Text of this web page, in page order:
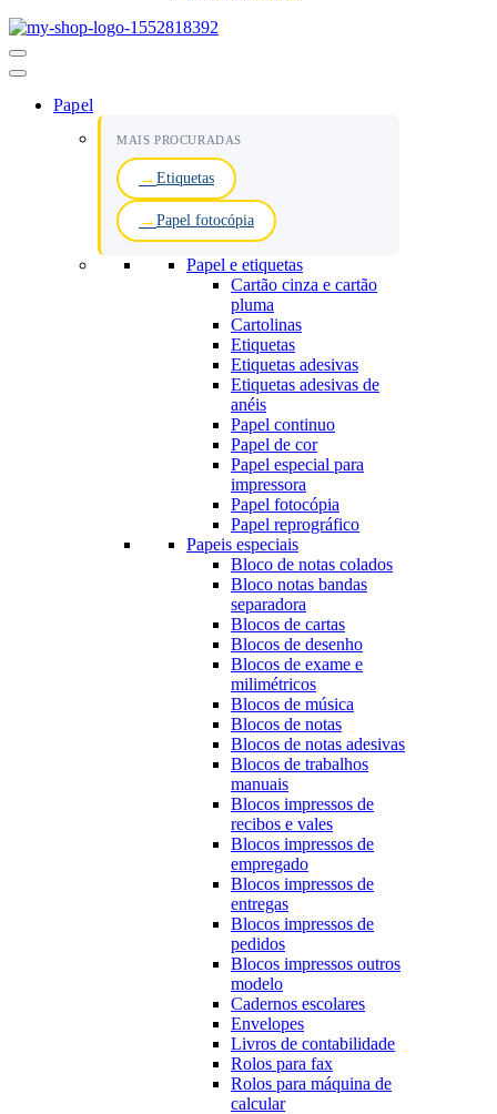
Menu
de
Papel
MAIS PROCURADAS
Etiquetas
Papel fotocópia
Papel e etiquetas
Cartão cinza e cartão
pluma
Cartolinas
Etiquetas
Etiquetas adesivas
Etiquetas adesivas de
anéis
Papel continuo
Papel de cor
Papel especial para
impressora
Papel fotocópia
Papel reprográfico
Papeis especiais
Bloco de notas colados
Bloco notas bandas
separadora
Blocos de cartas
Blocos de desenho
Blocos de exame e
milimétricos
Blocos de música
Blocos de notas
Blocos de notas adesivas
Blocos de trabalhos
manuais
Blocos impressos de
recibos e vales
Blocos impressos de
empregado
Blocos impressos de
entregas
Blocos impressos de
pedidos
Blocos impressos outros
modelo
Cadernos escolares
Envelopes
Livros de contabilidade
Rolos para fax
Rolos para máquina de
calcular